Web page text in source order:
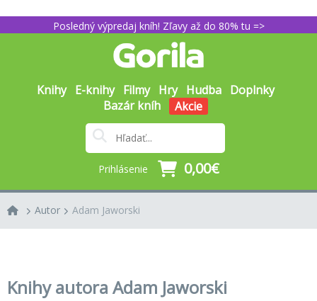
Posledný výpredaj kníh! Zľavy až do 80% tu =>
Knihy E-knihy Filmy Hry Hudba Doplnky
Bazár kníh
Akcie
Prihlásenie 0,00€
Autor Adam Jaworski
Knihy autora Adam Jaworski